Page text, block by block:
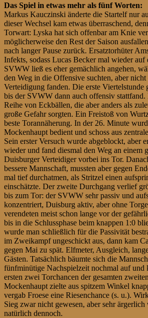
Das Spiel in etwas mehr als fünf Worten:
Markus Kauczinski änderte die Startelf nur
dieser Wechsel kam etwas überraschend,
Torwart: Lyska hat sich offenbar am Knie
möglicherweise den Rest der Saison
nach langer Pause zurück. Ersatztorhüter
Infekts, sodass Lucas Becker mal wieder auf
SVWW ließ es eher gemächlich angehen,
den Weg in die Offensive suchten, aber
Verteidigung fanden. Die erste Viertelstunde
bis der SVWW dann auch offensiv stattfand.
Reihe von Eckbällen, die aber anders als
große Gefahr sorgten. Ein Freistoß von
beste Torannäherung. In der 26. Minute
Mockenhaupt bedient und schoss aus
Sein erster Versuch wurde abgeblockt, aber
wieder und fand diesmal den Weg an einem
Duisburger Verteidiger vorbei ins Tor.
bessere Mannschaft, mussten aber gegen
mal tief durchatmen, als Stritzel einen
einschätzte. Der zweite Durchgang verlief
bis zum Tor: der SVWW sehr passiv und
konzentriert, Duisburg aktiv, aber ohne
verendeten meist schon lange vor der
bis in die Schlussphase beim knappen 1:0
wurde man schließlich für die Passivität
im Zweikampf ungeschickt aus, dann kam
gegen Mai zu spät. Elfmeter, Ausgleich,
Gästen. Tatsächlich bäumte sich die
fünfminütige Nachspielzeit nochmal auf und
ersten zwei Torchancen der gesamten
Mockenhaupt zielte aus spitzem Winkel
vergab Froese eine Riesenchance (s. u.).
Sieg zwar nicht gewesen, aber sehr
natürlich dennoch.